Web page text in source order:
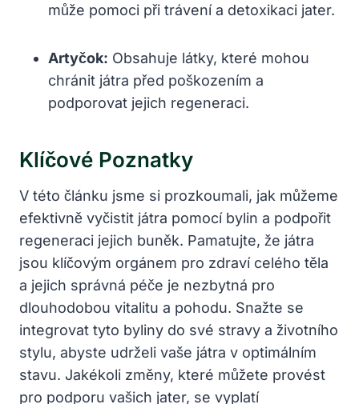
může pomoci při trávení a detoxikaci jater.
Artyčok: Obsahuje látky, které mohou
chránit játra před poškozením a
podporovat jejich regeneraci.
Klíčové Poznatky
V této článku jsme si prozkoumali, jak můžeme
efektivně vyčistit játra pomocí bylin a podpořit
regeneraci jejich buněk. Pamatujte, že játra
jsou klíčovým orgánem pro zdraví celého těla
a jejich správná péče je nezbytná pro
dlouhodobou vitalitu a pohodu. Snažte se
integrovat tyto byliny do své stravy a životního
stylu, abyste udrželi vaše játra v optimálním
stavu. Jakékoli změny, které můžete provést
pro podporu vašich jater, se vyplatí